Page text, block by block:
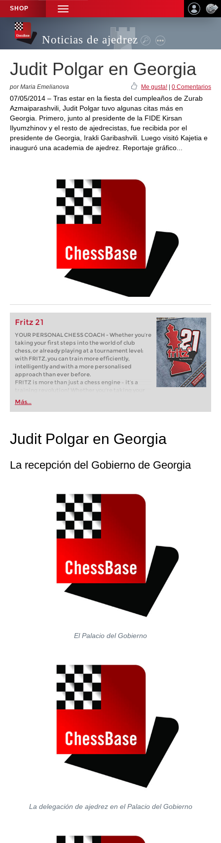
SHOP
TOGGLE
NAVIGATION
Noticias de ajedrez
Judit Polgar en Georgia
por Maria Emelianova Me gusta! 0 Comentarios
07/05/2014 – Tras estar en la fiesta del cumpleaños de Zurab
Azmaiparashvili, Judit Polgar tuvo algunas citas más en
Georgia. Primero, junto al presidente de la FIDE Kirsan
Ilyumzhinov y el resto de ajedrecistas, fue recibida por el
presidente de Georgia, Irakli Garibashvili. Luego visitó Kajetia e
inauguró una academia de ajedrez. Reportaje gráfico...
Fritz 21
YOUR PERSONAL CHESS COACH - Whether you’re
taking your first steps into the world of club
chess, or already playing at a tournament level:
with FRITZ, you can train more efficiently,
intelligently and with a more personalised
approach than ever before.
FRITZ is more than just a chess engine – it’s a
training revolution! Whether you’re taking your
first steps into the world of club chess, or already
playing at a tournament level: with FRITZ, you can
train more efficiently, intelligently and with a
Más...
Judit Polgar en Georgia
La recepción del Gobierno de Georgia
El Palacio del Gobierno
La delegación de ajedrez en el Palacio del Gobierno